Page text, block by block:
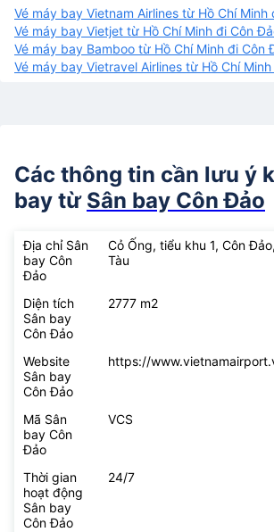
Vé máy bay Vietnam Airlines từ Hồ Chí Minh
Vé máy bay Vietjet từ Hồ Chí Minh đi Côn
Vé máy bay Bamboo từ Hồ Chí Minh đi Côn
Vé máy bay Vietravel Airlines từ Hồ Chí
Các thông tin cần lưu ý
bay từ Sân bay Côn Đảo
Địa chỉ Sân
bay Côn
Đảo
Cỏ Ống, tiểu khu 1, Côn
Tàu
Diện tích
Sân bay
Côn Đảo
2777 m2
Website
Sân bay
Côn Đảo
https://
Mã Sân
bay Côn
Đảo
VCS
Thời gian
hoạt động
Sân bay
Côn Đảo
24/7